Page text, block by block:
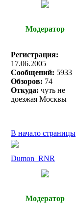
Модератор
Регистрация:
17.06.2005
Сообщений: 5933
Обзоров: 74
Откуда: чуть не
доезжая Москвы
В начало страницы
Dumon_RNR
Модератор